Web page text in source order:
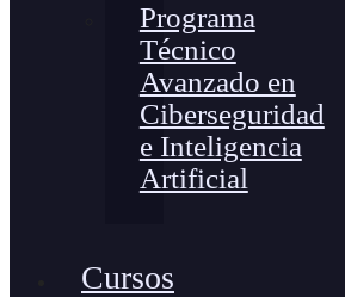
Programa
Técnico
Avanzado en
Ciberseguridad
e Inteligencia
Artificial
Cursos